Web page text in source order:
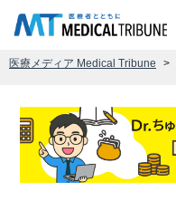
医療メディア Medical Tribune